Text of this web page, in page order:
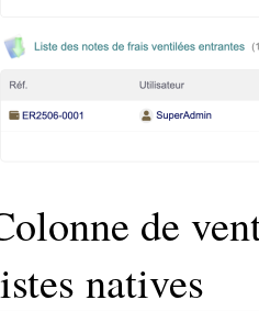
de
natives